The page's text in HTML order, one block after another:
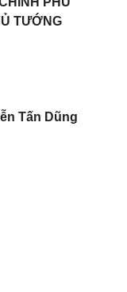
TƯỚNG
Tấn Dũng